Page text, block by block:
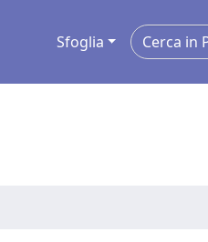
Sfoglia